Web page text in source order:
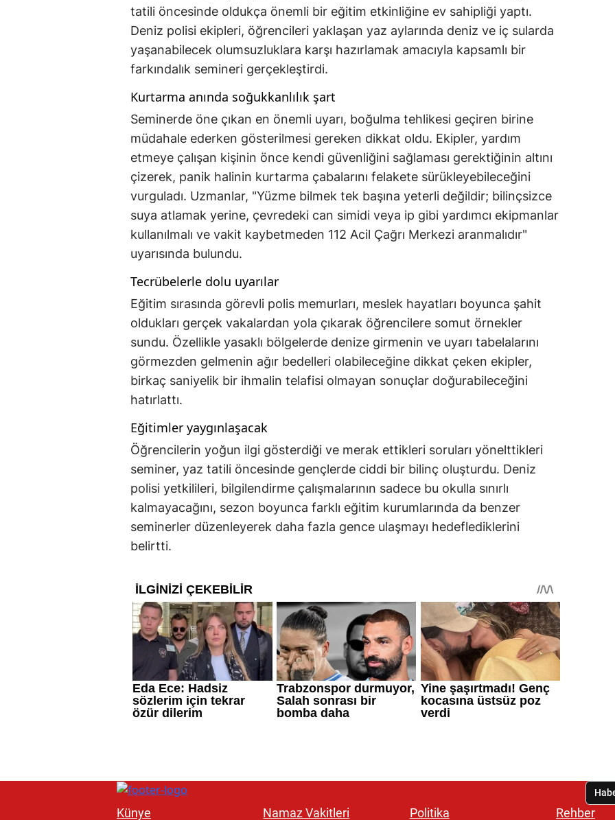
tatili öncesinde oldukça önemli bir eğitim etkinliğine ev sahipliği yaptı.
Deniz polisi ekipleri, öğrencileri yaklaşan yaz aylarında deniz ve iç sularda
yaşanabilecek olumsuzluklara karşı hazırlamak amacıyla kapsamlı bir
farkındalık semineri gerçekleştirdi.
Kurtarma anında soğukkanlılık şart
Seminerde öne çıkan en önemli uyarı, boğulma tehlikesi geçiren birine
müdahale ederken gösterilmesi gereken dikkat oldu. Ekipler, yardım
etmeye çalışan kişinin önce kendi güvenliğini sağlaması gerektiğinin altını
çizerek, panik halinin kurtarma çabalarını felakete sürükleyebileceğini
vurguladı. Uzmanlar, "Yüzme bilmek tek başına yeterli değildir; bilinçsizce
suya atlamak yerine, çevredeki can simidi veya ip gibi yardımcı ekipmanlar
kullanılmalı ve vakit kaybetmeden 112 Acil Çağrı Merkezi aranmalıdır"
uyarısında bulundu.
Tecrübelerle dolu uyarılar
Eğitim sırasında görevli polis memurları, meslek hayatları boyunca şahit
oldukları gerçek vakalardan yola çıkarak öğrencilere somut örnekler
sundu. Özellikle yasaklı bölgelerde denize girmenin ve uyarı tabelalarını
görmezden gelmenin ağır bedelleri olabileceğine dikkat çeken ekipler,
birkaç saniyelik bir ihmalin telafisi olmayan sonuçlar doğurabileceğini
hatırlattı.
Eğitimler yaygınlaşacak
Öğrencilerin yoğun ilgi gösterdiği ve merak ettikleri soruları yönelttikleri
seminer, yaz tatili öncesinde gençlerde ciddi bir bilinç oluşturdu. Deniz
polisi yetkilileri, bilgilendirme çalışmalarının sadece bu okulla sınırlı
kalmayacağını, sezon boyunca farklı eğitim kurumlarında da benzer
seminerler düzenleyerek daha fazla gence ulaşmayı hedeflediklerini
belirtti.
Künye Namaz Vakitleri Politika Rehber